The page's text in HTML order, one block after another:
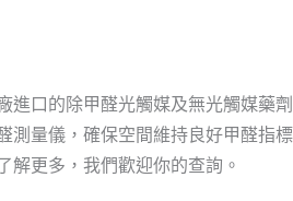
口的除甲醛光觸媒及無光觸媒藥
測量儀，確保空間維持良好甲醛指
解更多，我們歡迎你的查詢。